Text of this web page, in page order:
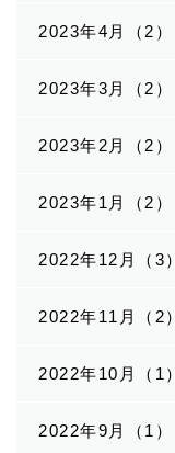
2023年4月（2）
2023年3月（2）
2023年2月（2）
2023年1月（2）
2022年12月（3）
2022年11月（2）
2022年10月（1）
2022年9月（1）